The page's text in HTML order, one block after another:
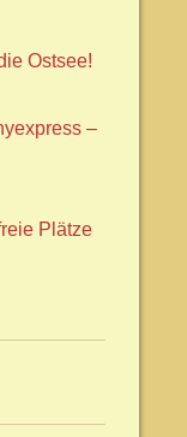
Ostsee!
–
Plätze